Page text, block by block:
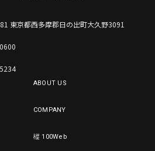
東京都西多摩郡日の出町大久野3091
ABOUT US
COMPANY
樅 100Web